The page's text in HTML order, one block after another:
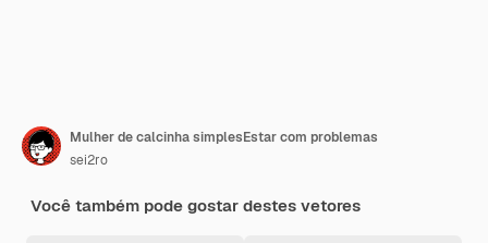
Mulher de calcinha simplesEstar com problemas
sei2ro
Você também pode gostar destes vetores